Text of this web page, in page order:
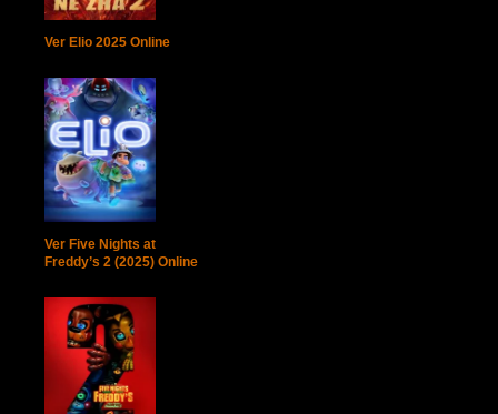
Ver Elio 2025 Online
Ver Five Nights at
Freddy’s 2 (2025) Online